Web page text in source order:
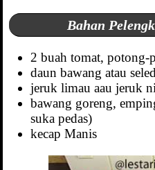
Bahan
2 buah tomat, potong-
daun bawang atau
jeruk limau aau jeruk
bawang goreng,
suka pedas)
kecap Manis